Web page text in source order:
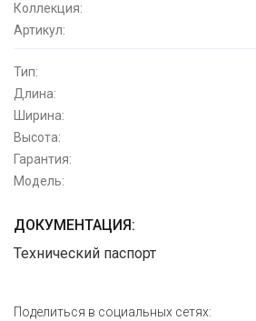
Коллекция:
Артикул:
Тип:
Длина:
Ширина:
Высота:
Гарантия:
Модель:
ДОКУМЕНТАЦИЯ:
Технический паспорт
Поделиться в социальных сетях: